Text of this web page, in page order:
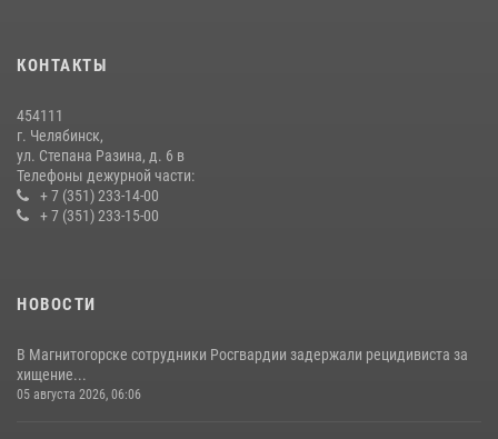
08 июля 2026, 12:05
КОНТАКТЫ
454111
г. Челябинск,
ул. Степана Разина, д. 6 в
Телефоны дежурной части:
+ 7 (351) 233-14-00
+ 7 (351) 233-15-00
НОВОСТИ
В Магнитогорске сотрудники Росгвардии задержали рецидивиста за
хищение...
05 августа 2026, 06:06